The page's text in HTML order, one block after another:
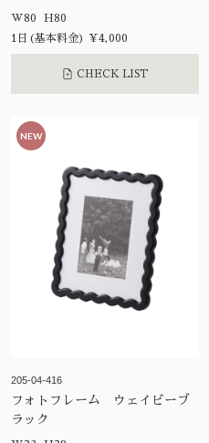
W80 H80
1日(基本料金) ¥4,000
CHECK LIST
NEW
205-04-416
フォトフレーム ウェイビーブ
ラック